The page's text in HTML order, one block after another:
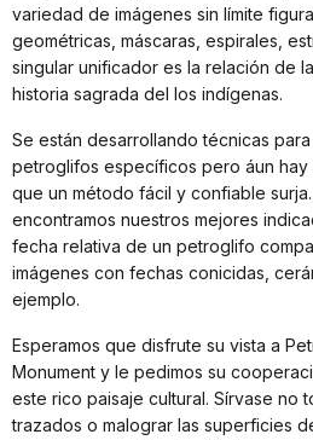
variedad de imágenes sin límite
geométricas, máscaras, espirales,
singular unificador es la relación de
historia sagrada del los indígenas.
Se están desarrollando técnicas
petroglifos específicos pero áun hay
que un método fácil y confiable
encontramos nuestros mejores
fecha relativa de un petroglifo
imágenes con fechas conicidas,
ejemplo.
Esperamos que disfrute su vista a
Monument y le pedimos su
este rico paisaje cultural. Sírvase no
trazados o malograr las superficies